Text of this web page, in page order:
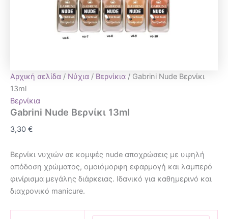
Αρχική σελίδα / Νύχια / Βερνίκια / Gabrini Nude Βερνίκι
13ml
Βερνίκια
Gabrini Nude Βερνίκι 13ml
3,30 €
Βερνίκι νυχιών σε κομψές nude αποχρώσεις με υψηλή
απόδοση χρώματος, ομοιόμορφη εφαρμογή και λαμπερό
φινίρισμα μεγάλης διάρκειας. Ιδανικό για καθημερινό και
διαχρονικό manicure.